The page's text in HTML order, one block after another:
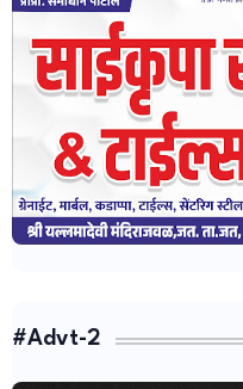
#Advt-2